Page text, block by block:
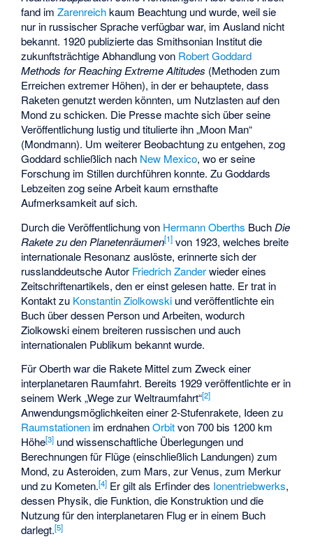
fand imZarenreichkaum Beachtung und wurde, weil sie
nur in russischer Sprache verfügbar war, im Ausland nicht
bekannt. 1920 publizierte das Smithsonian Institut die
zukunftsträchtige Abhandlung von Robert Goddard
Methods for Reaching Extreme Altitudes (Methoden zum
Erreichen extremer Höhen), in der er behauptete, dass
Raketen genutzt werden könnten, um Nutzlasten auf den
Mond zu schicken. Die Presse machte sich über seine
Veröffentlichung lustig und titulierte ihn „Moon Man“
(Mondmann). Um weiterer Beobachtung zu entgehen, zog
Goddard schließlich nach New Mexico, wo er seine
Forschung im Stillen durchführen konnte. Zu Goddards
Lebzeiten zog seine Arbeit kaum ernsthafte
Aufmerksamkeit auf sich.
Durch die Veröffentlichung von Hermann Oberths BuchDie
Rakete zu den Planetenräumen[1] von 1923, welches breite
internationale Resonanz auslöste, erinnerte sich der
russlanddeutsche Autor Friedrich Zanderwieder eines
Zeitschriftenartikels, den er einst gelesen hatte. Er trat in
Kontakt zu Konstantin Ziolkowski und veröffentlichte ein
Buch über dessen Person und Arbeiten, wodurch
Ziolkowski einem breiteren russischen und auch
internationalen Publikum bekannt wurde.
Für Oberth war die Rakete Mittel zum Zweck einer
interplanetaren Raumfahrt. Bereits 1929 veröffentlichte er in
seinem Werk „Wege zur Weltraumfahrt“[2]
Anwendungsmöglichkeiten einer 2-Stufenrakete, Ideen zu
Raumstationen im erdnahenOrbitvon 700 bis 1200 km
Höhe[3] und wissenschaftliche Überlegungen und
Berechnungen für Flüge (einschließlich Landungen) zum
Mond, zu Asteroiden, zum Mars, zur Venus, zum Merkur
und zu Kometen.[4] Er gilt als Erfinder des Ionentriebwerks,
dessen Physik, die Funktion, die Konstruktion und die
Nutzung für den interplanetaren Flug er in einem Buch
darlegt.[5]